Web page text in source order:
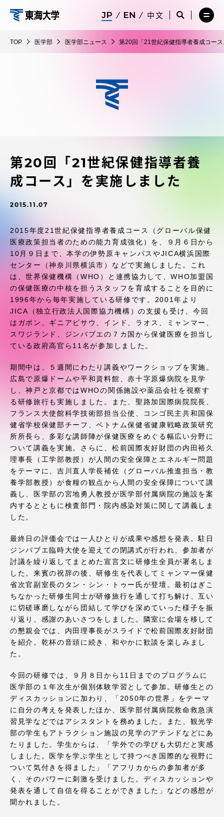
学
中文
サ
検
索
サ
イ
索
を
メ
ー
を
TOP 医学部 医学部ニュース 第20回「21世紀保健指導者養成コー
第20回「21世紀保健指導者養
成コース」を実施しました
2015.11.07
2015年度21世紀保健指導者養成コース（グローバル保健
医療政策担当者のための能力育成強化）を、９月６日から
10月９日まで、本学の伊勢原キャンパスやJICA横浜国際
センター（神奈川県横浜市）などで実施しました。これ
は、世界保健機構（WHO）と連携協力して、WHO加盟国
の保健医療の中核を担うスタッフを育成することを目的に
1996年から毎年実施している研修です。2001年より
JICA（独立行政法人国際協力機構）の支援も受け、今回
はガボン、ギニアビサウ、インド、ラオス、ミャンマー、
スワジランド、ジンバブエの７カ国から保健医療を担当し
ている政府高官ら11名が参加しました。
期間中は、５週間にわたり講義やワークショップを実施。
広島で原爆ドームや平和資料館、赤十字原爆病院を見学
し、神戸と京都ではWHOの関係施設や薬品会社を視察す
る研修旅行も実施しました。また、聖路加国際病院院長、
フランス大使館科学技術部担当公使、コンゴ民主共和国保
健省学校保健部チーフ、ベトナム保健省健康戦略政策研究
所所長ら、多彩な講師陣が保健医療をめぐる幅広い分野に
ついて講義を実施。さらに、松前国際友好財団の内田裕久
理事長（工学部教授）が人間の安全保障とエネルギー問題
をテーマに、吉川直人学長補佐（グローバル推進担当・教
養学部教授）が食糧の観点から人間の安全保障について講
義し、医学部の宮地勇人教授が医学部付属病院の施設を案
内するとともに検査部門・院内感染対策に関して講義しま
した。
最終日の評価会では一人ひとりが成果や感想を発表。駐日
ジンバブエ臨時大使を迎えての閉講式が行われ、参加者が
討議を繰り返してまとめた宣言文に研修生全員が署名しま
した。来賓の祝辞の後、研修生を代表してミャンマー保健
省次官副室長のタン・シン・トゥー氏が登壇。最初はぎこ
ちなかった研修生同士が研修旅行を通して打ち解け、互い
に切磋琢磨しながら団結して学びを深めていった様子を振
り返り、感謝のあいさつをしました。隣室に会場を移して
の懇親会では、内田理事長がスライドで松前国際友好財団
を紹介。乾杯の音頭に続き、和やかに歓談を楽しみまし
た。
今回の研修では、９月８日から11日までのプログラムに
医学部の１年次生が個別体験学習として参加。研修生との
ディスカッションに加わり、「2050年の世界」をテーマ
に自分の考えを発表したほか、医学部付属病院救命救急演
習見学などではアシスタントを務めました。また、観光学
部の学生もアトラクション施設の見学のアテンドなどにあ
たりました。学生からは、「学外での学びも大切だと実感
しました。医学を学ぶ学生として持つべき国際的な視野に
ついて気付きを得ました」「アフリカからの参加者が多
く、そのパワーに刺激を受けました。ディスカッションや
発表を通して自信を得ることができました」などの感想が
聞かれました。
メ
ニ
を
閉
在学生・保護者向けポータル（TIPS）
大学の概要
受験・入学案内
学生生活
グローバルネットワーク
学外連携
学園ネットワーク
各種情報・お問い合わせ
アクセス情報
品川キャンパス 湘南キャンパス
伊勢原キャンパス
熊本キャンパス
阿蘇くまもと
臨空キャンパス
札幌キャンパス
TOKAIスポーツ
ニュースリリース
卒業にあたってのアンケート